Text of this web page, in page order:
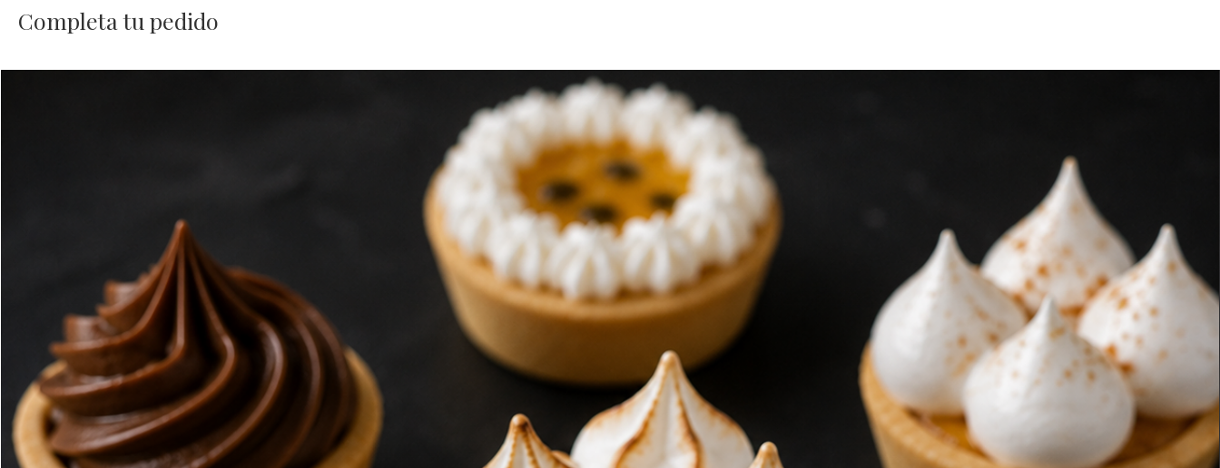
Ante cualquier duda, contacta a Chefexpress
dentro del horario de atención.
Las fotos son referenciales.
Si retiras tu pedido en nuestro local, te sugerimos
traer un cooler para mantener la cadena de frío.
Completa tu pedido